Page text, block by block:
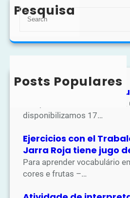
Pesquisa
S
r
Posts Populares
Atividades Copa do
Na apostila de atividades
disponibilizamos 17…
Ejercicios con el
Jarra Roja tiene jugo
Para aprender vocabulário
cores e frutas –…